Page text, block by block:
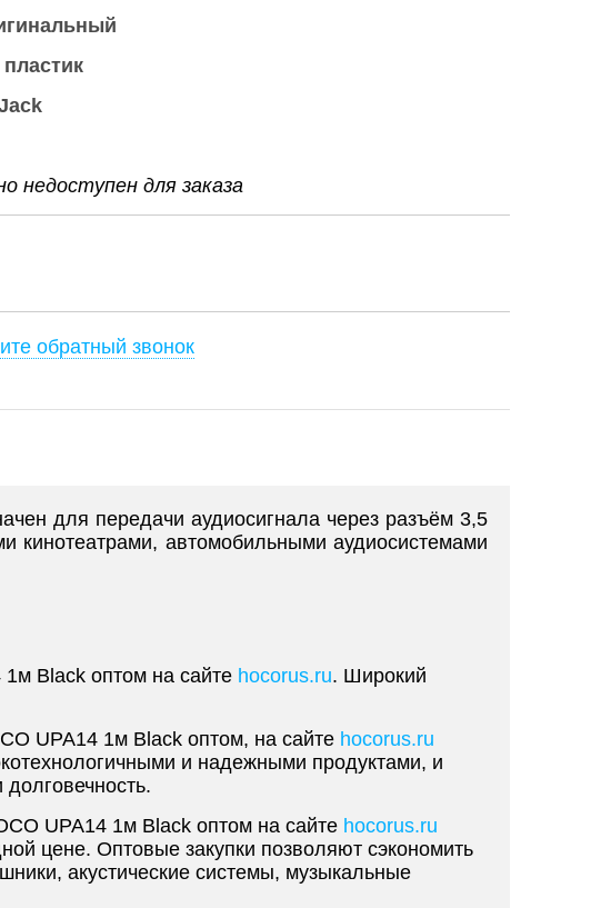
недоступен для заказа
обратный звонок
для передачи аудиосигнала через разъём 3,5
автомобильными аудиосистемами
Black оптом на сайте hocorus.ru. Широкий
UPA14 1м Black оптом, на сайте hocorus.ru
и надежными продуктами, и
UPA14 1м Black оптом на сайте hocorus.ru
цене. Оптовые закупки позволяют сэкономить
акустические системы, музыкальные